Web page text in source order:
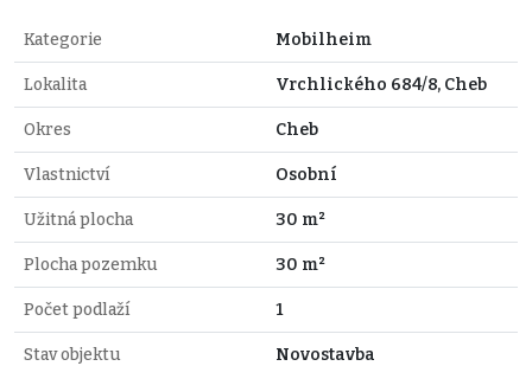
Kategorie Mobilheim
Lokalita Vrchlického 684/8, Cheb
Okres Cheb
Vlastnictví Osobní
Užitná plocha 30 m²
Plocha pozemku 30 m²
Počet podlaží 1
Stav objektu Novostavba